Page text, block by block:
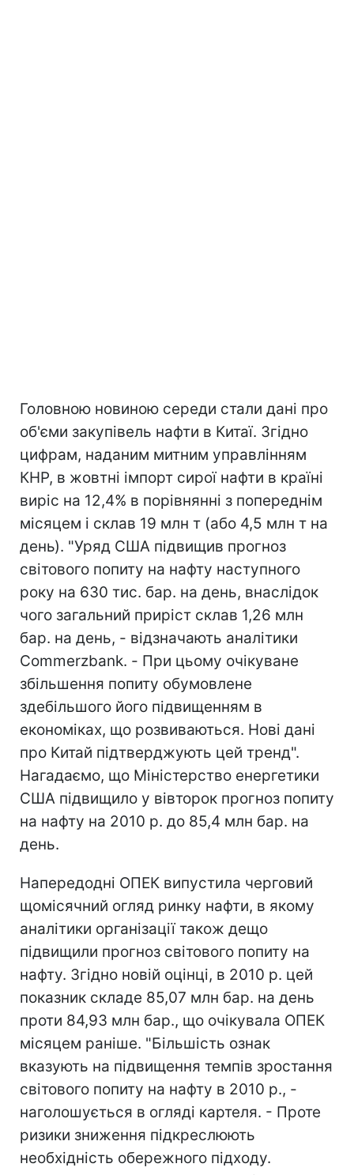
Головною новиною середи стали дані про
об'єми закупівель нафти в Китаї. Згідно
цифрам, наданим митним управлінням
КНР, в жовтні імпорт сирої нафти в країні
виріс на 12,4% в порівнянні з попереднім
місяцем і склав 19 млн т (або 4,5 млн т на
день). "Уряд США підвищив прогноз
світового попиту на нафту наступного
року на 630 тис. бар. на день, внаслідок
чого загальний приріст склав 1,26 млн
бар. на день, - відзначають аналітики
Commerzbank. - При цьому очікуване
збільшення попиту обумовлене
здебільшого його підвищенням в
економіках, що розвиваються. Нові дані
про Китай підтверджують цей тренд".
Нагадаємо, що Міністерство енергетики
США підвищило у вівторок прогноз попиту
на нафту на 2010 р. до 85,4 млн бар. на
день.
Напередодні ОПЕК випустила черговий
щомісячний огляд ринку нафти, в якому
аналітики організації також дещо
підвищили прогноз світового попиту на
нафту. Згідно новій оцінці, в 2010 р. цей
показник складе 85,07 млн бар. на день
проти 84,93 млн бар., що очікувала ОПЕК
місяцем раніше. "Більшість ознак
вказують на підвищення темпів зростання
світового попиту на нафту в 2010 р., -
наголошується в огляді картеля. - Проте
ризики зниження підкреслюють
необхідність обережного підходу.